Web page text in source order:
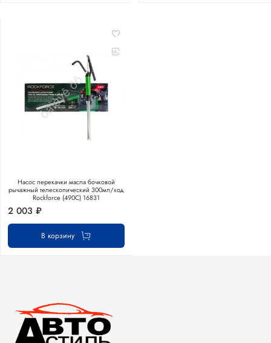
Насос перекачки масла бочковой
рычажный телескопический 300мл/ход
Rockforce (490C) 16831
2 003 ₽
В корзину